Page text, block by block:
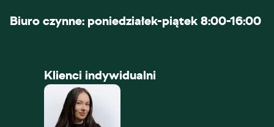
Biuro czynne: poniedziałek-piątek 8:00-16:00
Klienci indywidualni